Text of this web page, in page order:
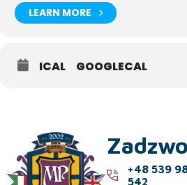
LEARN MORE
ICAL GOOGLECAL
+48 539
542